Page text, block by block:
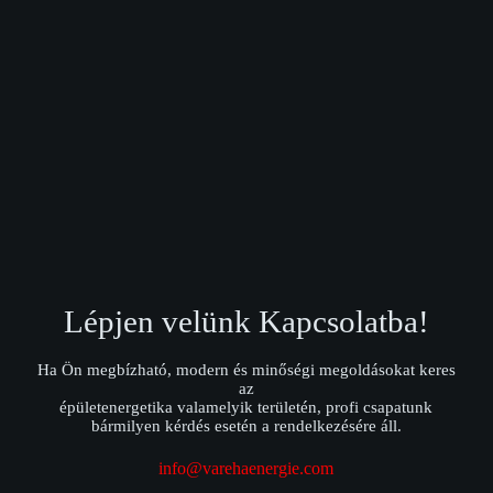
Lépjen velünk Kapcsolatba!
Ha Ön megbízható, modern és minőségi megoldásokat keres
az
épületenergetika valamelyik területén, profi csapatunk
bármilyen kérdés esetén a rendelkezésére áll.
info@varehaenergie.com